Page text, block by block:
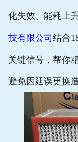
化失效、能耗上
技有限公司 结合
关键信号，帮你
避免因延误更换